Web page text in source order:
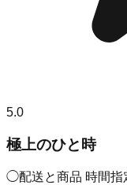
5.0
極上のひと時
◯配送と商品 時間指